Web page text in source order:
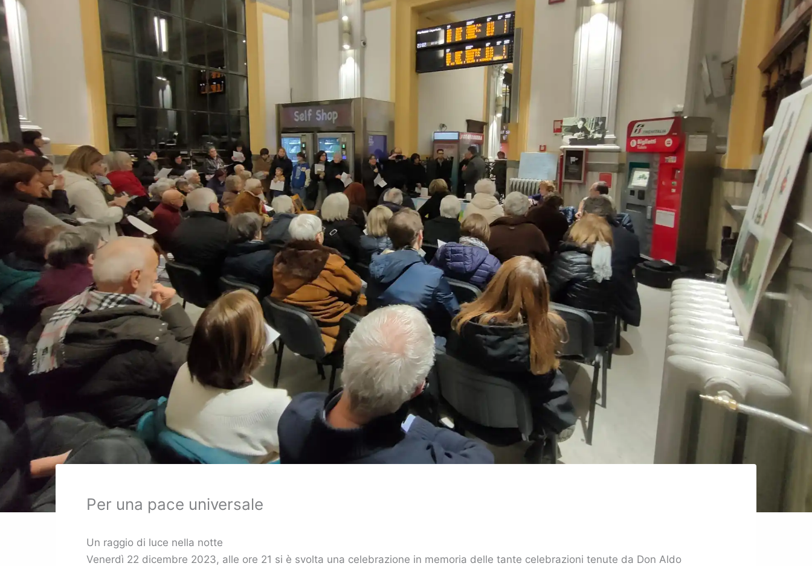
Per una pace universale
Un raggio di luce nella notte
Venerdì 22 dicembre 2023, alle ore 21 si è svolta una celebrazione in memoria delle tante celebrazioni tenute da Don Aldo